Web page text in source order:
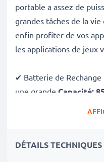
portable a assez de
grandes tâches de la
enfin profiter de vos
les applications de jeux
✔ Batterie de
une grande Capacité:
Circuits, Surchauffes,
DÉTAILS TECHNIQUES